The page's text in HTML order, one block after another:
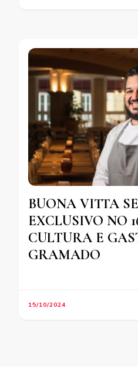
BUONA VITTA
EXCLUSIVO NO
CULTURA E
GRAMADO
15/10/2024